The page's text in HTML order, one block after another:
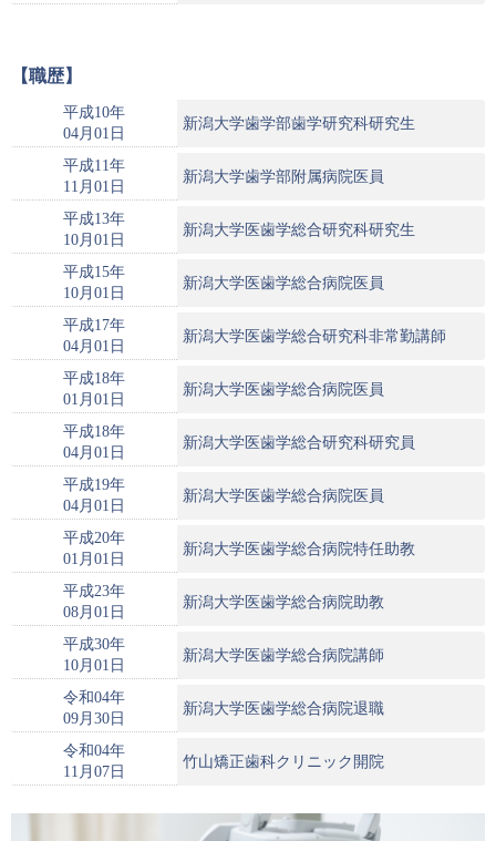
【職歴】
平成10年
04月01日
新潟大学歯学部歯学研究科研究生
平成11年
11月01日
新潟大学歯学部附属病院医員
平成13年
10月01日
新潟大学医歯学総合研究科研究生
平成15年
10月01日
新潟大学医歯学総合病院医員
平成17年
04月01日
新潟大学医歯学総合研究科非常勤講師
平成18年
01月01日
新潟大学医歯学総合病院医員
平成18年
04月01日
新潟大学医歯学総合研究科研究員
平成19年
04月01日
新潟大学医歯学総合病院医員
平成20年
01月01日
新潟大学医歯学総合病院特任助教
平成23年
08月01日
新潟大学医歯学総合病院助教
平成30年
10月01日
新潟大学医歯学総合病院講師
令和04年
09月30日
新潟大学医歯学総合病院退職
令和04年
11月07日
竹山矯正歯科クリニック開院